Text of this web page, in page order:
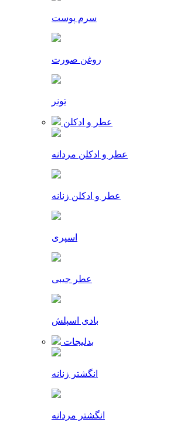
سرم پوست
روغن صورت
تونر
عطر و ادکلن
عطر و ادکلن مردانه
عطر و ادکلن زنانه
اسپری
عطر جیبی
بادی اسپلش
بدلیجات
انگشتر زنانه
انگشتر مردانه